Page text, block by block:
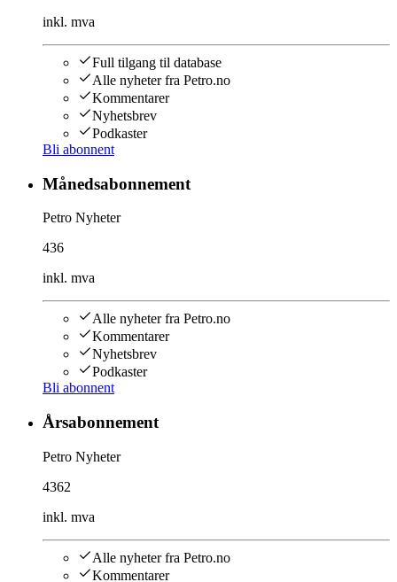
inkl. mva
Full tilgang til database
Alle nyheter fra Petro.no
Kommentarer
Nyhetsbrev
Podkaster
Bli abonnent
Månedsabonnement
Petro Nyheter
436
inkl. mva
Alle nyheter fra Petro.no
Kommentarer
Nyhetsbrev
Podkaster
Bli abonnent
Årsabonnement
Petro Nyheter
4362
inkl. mva
Alle nyheter fra Petro.no
Kommentarer